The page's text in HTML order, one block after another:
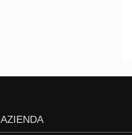
AZIENDA